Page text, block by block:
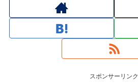
スポンサーリンク